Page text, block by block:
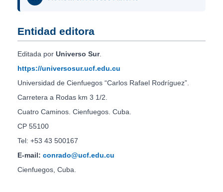
Entidad editora
Editada por Universo Sur.
https://universosur.ucf.edu.cu
Universidad de Cienfuegos “Carlos Rafael Rodríguez”.
Carretera a Rodas km 3 1/2.
Cuatro Caminos. Cienfuegos. Cuba.
CP 55100
Tel: +53 43 500167
E-mail: conrado@ucf.edu.cu
Cienfuegos, Cuba.